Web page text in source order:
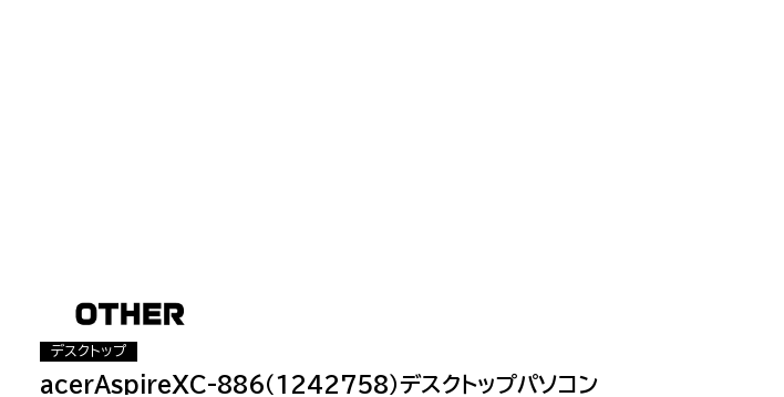
デスクトップ
acerAspireXC-886（1242758）デスクトップパソコン